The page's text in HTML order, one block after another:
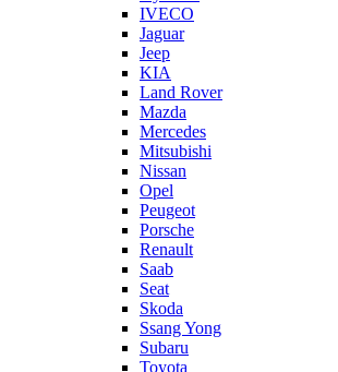
IVECO
Jaguar
Jeep
KIA
Land Rover
Mazda
Mercedes
Mitsubishi
Nissan
Opel
Peugeot
Porsche
Renault
Saab
Seat
Skoda
Ssang Yong
Subaru
Toyota